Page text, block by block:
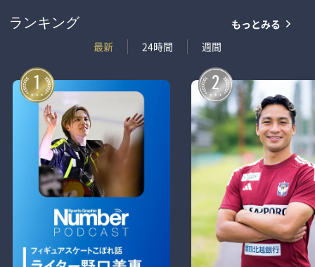
ランキング
最新
24時間 週間
もっとみる
1 2